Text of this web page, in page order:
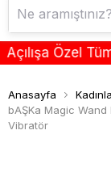
Özel Tüm
Anasayfa
bAŞKa Magic
Vibratör